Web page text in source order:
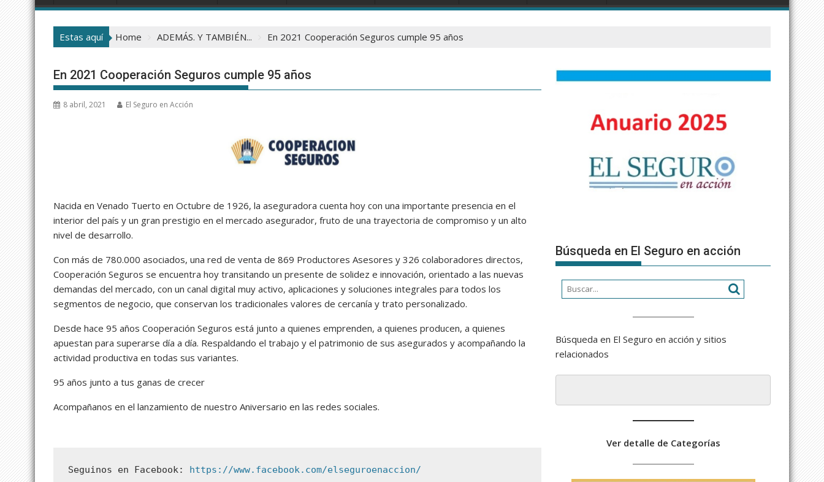
Estas aquí Home ADEMÁS. Y TAMBIÉN... En 2021 Cooperación Seguros cumple 95 años
En 2021 Cooperación Seguros cumple 95 años
8 abril, 2021 El Seguro en Acción
Nacida en Venado Tuerto en Octubre de 1926, la aseguradora cuenta hoy con una importante presencia en el
interior del país y un gran prestigio en el mercado asegurador, fruto de una trayectoria de compromiso y un alto
nivel de desarrollo.
Con más de 780.000 asociados, una red de venta de 869 Productores Asesores y 326 colaboradores directos,
Cooperación Seguros se encuentra hoy transitando un presente de solidez e innovación, orientado a las nuevas
demandas del mercado, con un canal digital muy activo, aplicaciones y soluciones integrales para todos los
segmentos de negocio, que conservan los tradicionales valores de cercanía y trato personalizado.
Desde hace 95 años Cooperación Seguros está junto a quienes emprenden, a quienes producen, a quienes
apuestan para superarse día a día. Respaldando el trabajo y el patrimonio de sus asegurados y acompañando la
actividad productiva en todas sus variantes.
95 años junto a tus ganas de crecer
Acompañanos en el lanzamiento de nuestro Aniversario en las redes sociales.
Seguinos en Facebook: https://www.facebook.com/elseguroenaccion/
Búsqueda en El Seguro en acción
Búsqueda en El Seguro en acción y sitios
relacionados
Ver detalle de Categorías